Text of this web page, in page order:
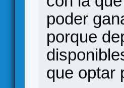
poder
porque
que optar